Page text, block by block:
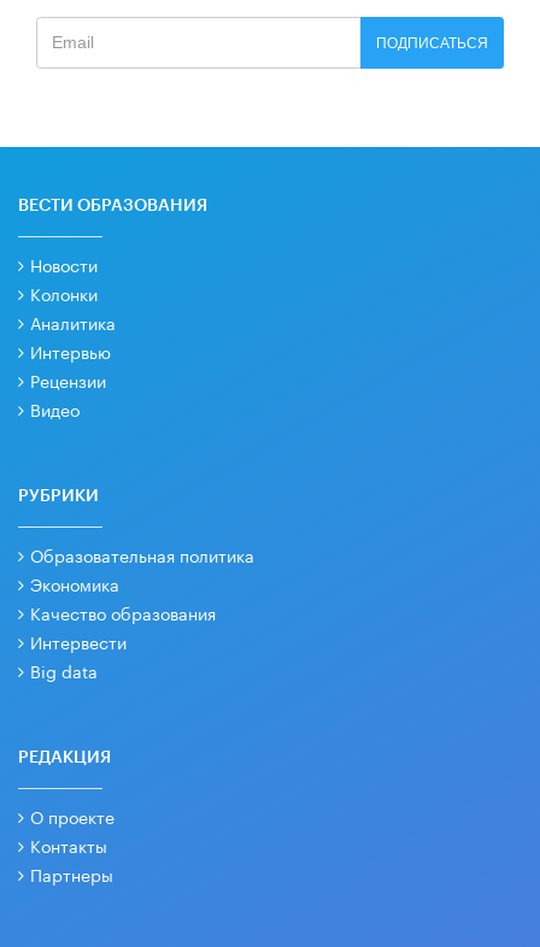
ПОДПИСАТЬСЯ
ВЕСТИ ОБРАЗОВАНИЯ
Новости
Колонки
Аналитика
Интервью
Рецензии
Видео
РУБРИКИ
Образовательная политика
Экономика
Качество образования
Интервести
Big data
РЕДАКЦИЯ
О проекте
Контакты
Партнеры